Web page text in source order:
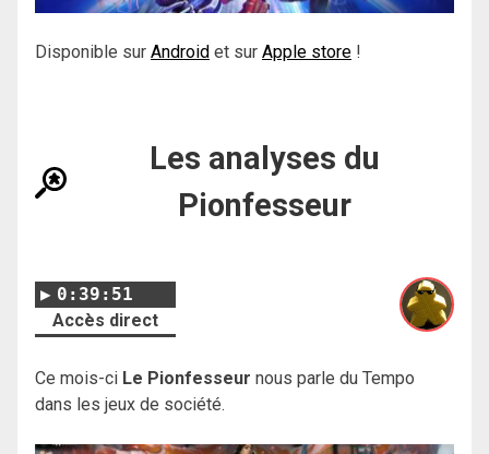
Disponible sur Android et sur Apple store !
Les analyses du
Pionfesseur
0:39:51
Accès direct
Ce mois-ci Le Pionfesseur nous parle du Tempo
dans les jeux de société.